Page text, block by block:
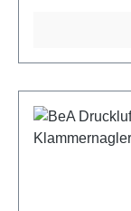
Zweitaktventil drückt
sich
mm an. Für
Kokus-, Afric-